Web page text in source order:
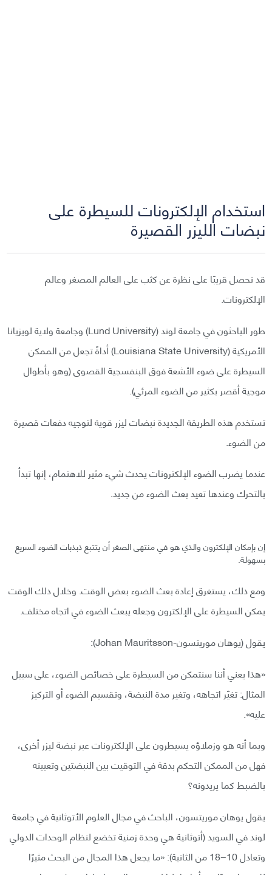
استخدام الإلكترونات للسيطرة على
نبضات الليزر القصيرة
قد نحصل قريبًا على نظرة عن كثب على العالم المصغر وعالم
الإلكترونات.
طور الباحثون في جامعة لوند (Lund University) وجامعة ولاية لويزيانا
الأمريكية (Louisiana State University) أداةً تجعل من الممكن
السيطرة على ضوء الأشعة فوق البنفسجية القصوى (وهو بأطوال
موجية أقصر بكثير من الضوء المرئي).
تستخدم هذه الطريقة الجديدة نبضات ليزر قوية لتوجيه دفعات قصيرة
من الضوء.
عندما يضرب الضوء الإلكترونات يحدث شيء مثير للاهتمام، إنها تبدأ
بالتحرك وعندها تعيد بعث الضوء من جديد.
إن بإمكان الإلكترون والذي هو في منتهى الصغر أن يتتبع ذبذبات الضوء السريع
بسهولة.
ومع ذلك، يستغرق إعادة بعث الضوء بعض الوقت. وخلال ذلك الوقت
يمكن السيطرة على الإلكترون وجعله يبعث الضوء في اتجاه مختلف.
يقول (يوهان موريتسون-Johan Mauritsson):
«هذا يعني أننا سنتمكن من السيطرة على خصائص الضوء، على سبيل
المثال: تغيّر اتجاهه، وتغير مدة النبضة، وتقسيم الضوء أو التركيز
عليه».
وبما أنه هو وزملاؤه يسيطرون على الإلكترونات عبر نبضة ليزر أخرى،
فهل من الممكن التحكم بدقة في التوقيت بين النبضتين وتعيينه
بالضبط كما يريدونه؟
يقول يوهان موريتسون، الباحث في مجال العلوم الأتوثانية في جامعة
لوند في السويد (أتوثانية هي وحدة زمنية تخضع لنظام الوحدات الدولي
وتعادل 10−18 من الثانية): «ما يجعل هذا المجال من البحث مثيرًا